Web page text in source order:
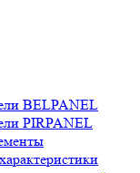
BELPANEL
PIRPANEL